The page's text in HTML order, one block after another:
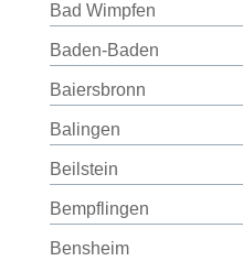
Bad Wimpfen
Baden-Baden
Baiersbronn
Balingen
Beilstein
Bempflingen
Bensheim